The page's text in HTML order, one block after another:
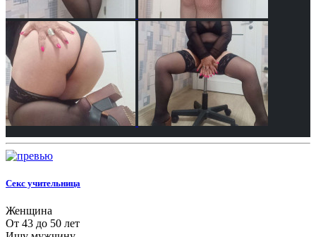
Секс учительница
Женщина
От 43 до 50 лет